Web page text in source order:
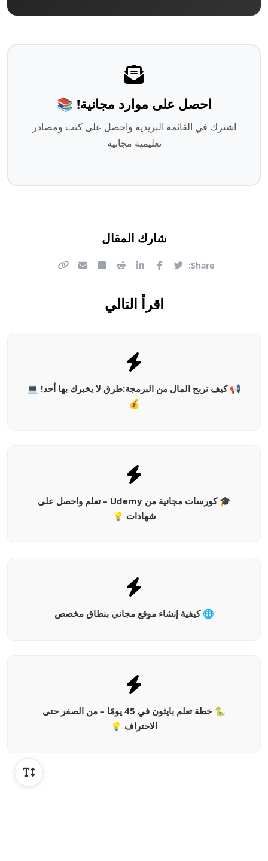
احصل على موارد مجانية! 📚
اشترك في القائمة البريدية واحصل على كتب ومصادر
تعليمية مجانية
شارك المقال
Share:
اقرأ التالي
📢 كيف تربح المال من البرمجة:طرق لا يخبرك بها أحد! 💻
💰
🎓 كورسات مجانية من Udemy – تعلم واحصل على
شهادات 💡
🌐 كيفية إنشاء موقع مجاني بنطاق مخصص
🐍 خطة تعلم بايثون في 45 يومًا – من الصفر حتى
الاحتراف 💡